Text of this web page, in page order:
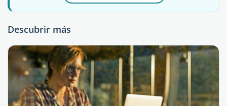
Descubrir más